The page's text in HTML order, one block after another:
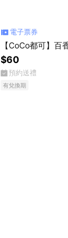
電子票券
【CoCo都可】百
$60
預約送禮
有兌換期